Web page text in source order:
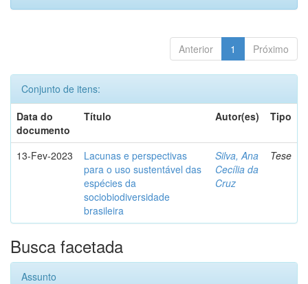
Anterior 1 Próximo
Conjunto de itens:
Data do
documento
Título Autor(es) Tipo
13-Fev-2023
Lacunas e perspectivas
para o uso sustentável das
espécies da
sociobiodiversidade
brasileira
Silva, Ana
Cecília da
Cruz
Tese
Busca facetada
Assunto